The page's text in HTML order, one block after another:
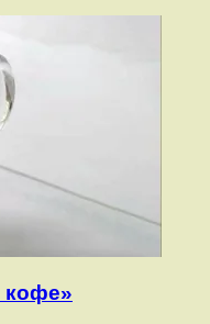
кофе»